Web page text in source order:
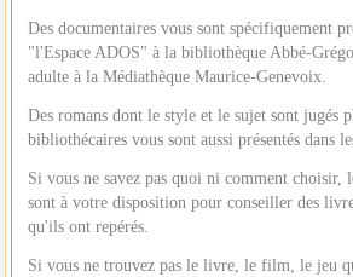
Des documentaires vous sont spécifiquement
"l'Espace ADOS" à la bibliothèque Abbé-
adulte à la Médiathèque Maurice-Genevoix.
Des romans dont le style et le sujet sont jugés
bibliothécaires vous sont aussi présentés dans
Si vous ne savez pas quoi ni comment choisir,
sont à votre disposition pour conseiller des
qu'ils ont repérés.
Si vous ne trouvez pas le livre, le film, le jeu